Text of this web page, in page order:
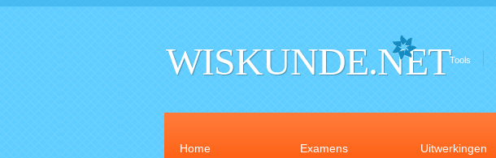
WISKUNDE.NETTools
Home Examens Uitwerkingen